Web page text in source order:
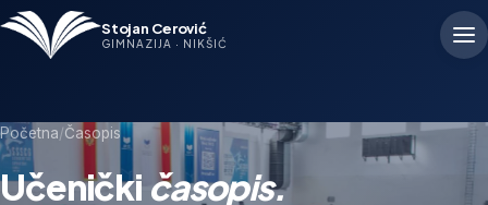
Stojan Cerović
GIMNAZIJA · NIKŠIĆ
Početna/Časopis
Učenički časopis.